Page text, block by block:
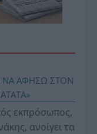
ΝΑ ΑΦΗΣΩ ΣΤΟΝ
εκπρόσωπος,
ανοίγει τα